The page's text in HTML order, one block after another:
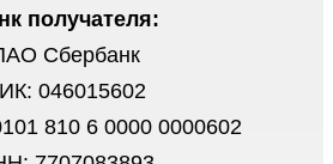
получателя:
Сбербанк
046015602
810 6 0000 0000602